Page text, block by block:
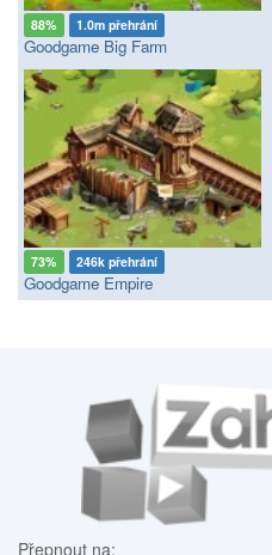
88% 1.0m přehrání
Goodgame Big Farm
73% 246k přehrání
Goodgame Empire
Přepnout na: